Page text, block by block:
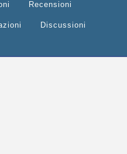
Recensioni
Discussioni